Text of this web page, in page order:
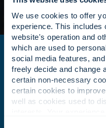
We use cookies to offer
experience. This
website's operation and
which are used to
social media features,
freely decide and change
certain non-necessary
certain cookies to
well as cookies used to